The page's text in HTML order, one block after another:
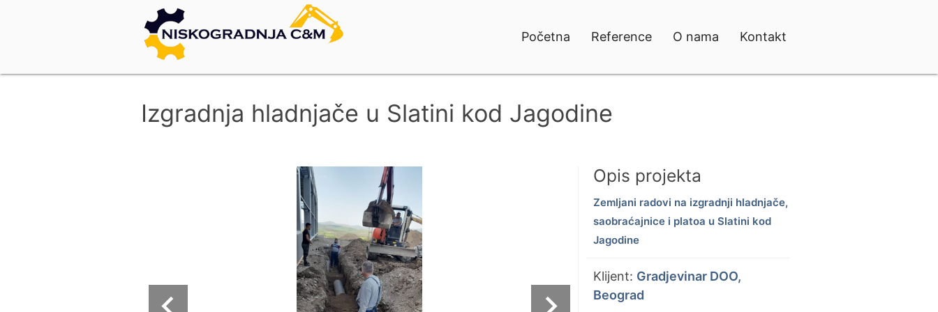
Početna Reference O nama Kontakt
Izgradnja hladnjače u Slatini kod Jagodine
Opis projekta
Zemljani radovi na izgradnji hladnjače,
saobraćajnice i platoa u Slatini kod
Jagodine
Klijent: Gradjevinar DOO,
Beograd